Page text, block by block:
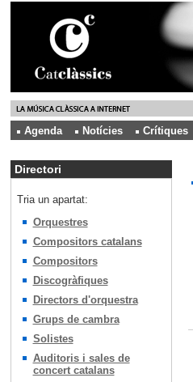
Agenda
Notícies Crítiques
Directori
Tria un apartat:
Orquestres
Compositors catalans
Compositors
Discogràfiques
Directors d'orquestra
Grups de cambra
Solistes
Auditoris i sales de
concert catalans